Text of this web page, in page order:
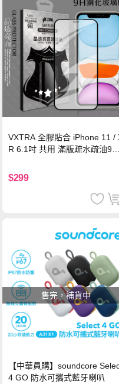
VXTRA 全膠貼合 iPhone 11 /
R 6.1吋 共用 滿版疏水疏油9H
$299
售完，補貨中
【中華員購】soundcore
4 GO 防水可攜式藍牙喇叭